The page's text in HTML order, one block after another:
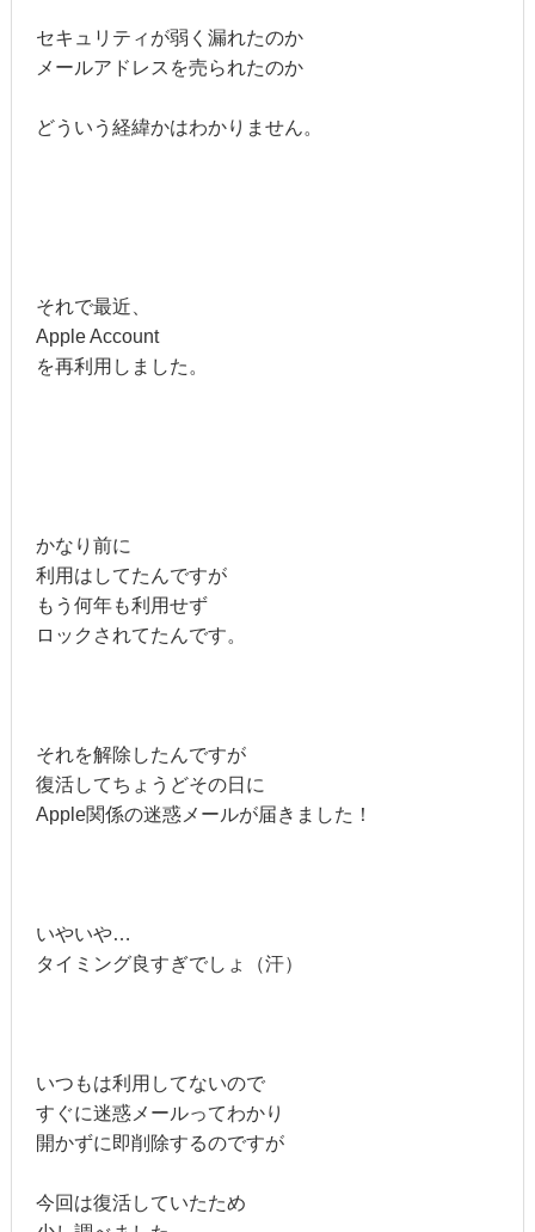
セキュリティが弱く漏れたのか
メールアドレスを売られたのか
どういう経緯かはわかりません。
それで最近、
Apple Account
を再利用しました。
かなり前に
利用はしてたんですが
もう何年も利用せず
ロックされてたんです。
それを解除したんですが
復活してちょうどその日に
Apple関係の迷惑メールが届きました！
いやいや…
タイミング良すぎでしょ（汗）
いつもは利用してないので
すぐに迷惑メールってわかり
開かずに即削除するのですが
今回は復活していたため